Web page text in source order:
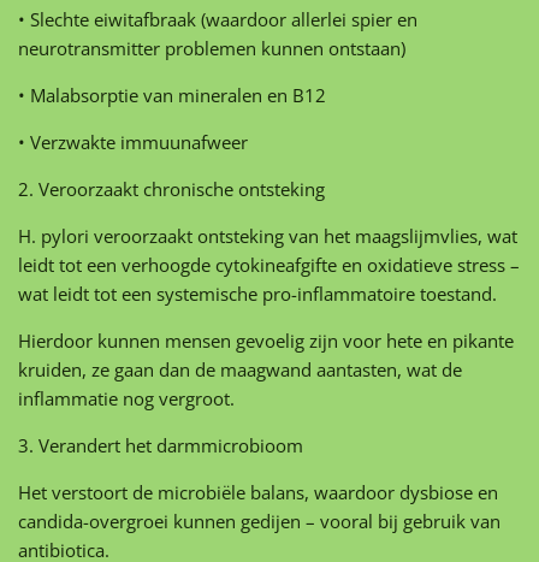
• Slechte eiwitafbraak (waardoor allerlei spier en
neurotransmitter problemen kunnen ontstaan)
• Malabsorptie van mineralen en B12
• Verzwakte immuunafweer
2. Veroorzaakt chronische ontsteking
H. pylori veroorzaakt ontsteking van het maagslijmvlies, wat
leidt tot een verhoogde cytokineafgifte en oxidatieve stress –
wat leidt tot een systemische pro-inflammatoire toestand.
Hierdoor kunnen mensen gevoelig zijn voor hete en pikante
kruiden, ze gaan dan de maagwand aantasten, wat de
inflammatie nog vergroot.
3. Verandert het darmmicrobioom
Het verstoort de microbiële balans, waardoor dysbiose en
candida-overgroei kunnen gedijen – vooral bij gebruik van
antibiotica.